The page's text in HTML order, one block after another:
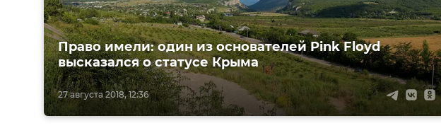
27 августа 2018, 12:36
Право имели: один из основателей Pink Floyd
высказался о статусе Крыма